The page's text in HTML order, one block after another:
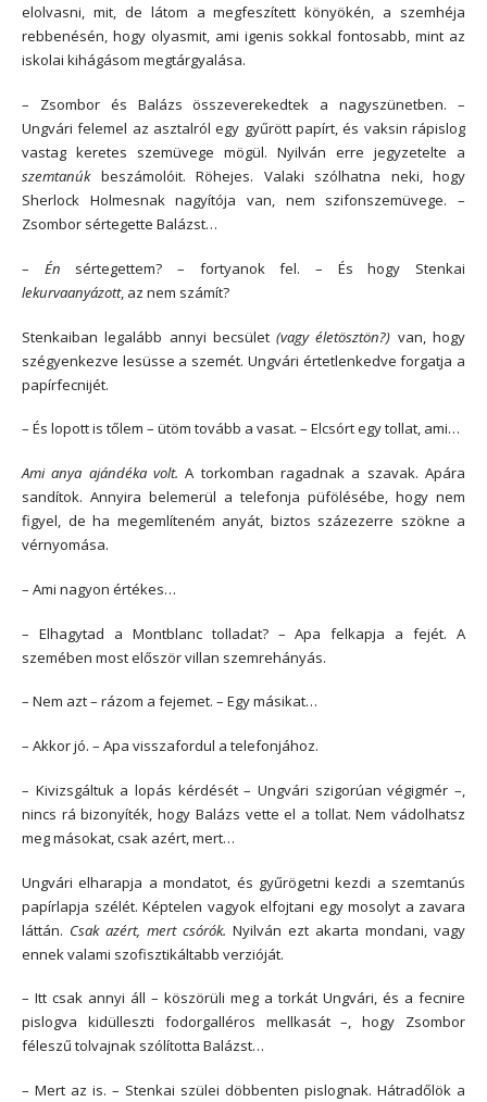
elolvasni, mit, de látom a megfeszített könyökén, a szemhéja
rebbenésén, hogy olyasmit, ami igenis sokkal fontosabb, mint az
iskolai kihágásom megtárgyalása.
– Zsombor és Balázs összeverekedtek a nagyszünetben. –
Ungvári felemel az asztalról egy gyűrött papírt, és vaksin rápislog
vastag keretes szemüvege mögül. Nyilván erre jegyzetelte a
szemtanúkbeszámolóit. Röhejes. Valaki szólhatna neki, hogy
Sherlock Holmesnak nagyítója van, nem szifonszemüvege. –
Zsombor sértegette Balázst…
– Én sértegettem? – fortyanok fel. – És hogy Stenkai
lekurvaanyázott, az nem számít?
Stenkaiban legalább annyi becsület(vagy életösztön?) van, hogy
szégyenkezve lesüsse a szemét. Ungvári értetlenkedve forgatja a
papírfecnijét.
– És lopott is tőlem – ütöm tovább a vasat. – Elcsórt egy tollat, ami…
Ami anya ajándéka volt.A torkomban ragadnak a szavak. Apára
sandítok. Annyira belemerül a telefonja püfölésébe, hogy nem
figyel, de ha megemlíteném anyát, biztos százezerre szökne a
vérnyomása.
– Ami nagyon értékes…
– Elhagytad a Montblanc tolladat? – Apa felkapja a fejét. A
szemében most először villan szemrehányás.
– Nem azt – rázom a fejemet. – Egy másikat…
– Akkor jó. – Apa visszafordul a telefonjához.
– Kivizsgáltuk a lopás kérdését – Ungvári szigorúan végigmér –,
nincs rá bizonyíték, hogy Balázs vette el a tollat. Nem vádolhatsz
meg másokat, csak azért, mert…
Ungvári elharapja a mondatot, és gyűrögetni kezdi a szemtanús
papírlapja szélét. Képtelen vagyok elfojtani egy mosolyt a zavara
láttán. Csak azért, mert csórók. Nyilván ezt akarta mondani, vagy
ennek valami szofisztikáltabb verzióját.
– Itt csak annyi áll – köszörüli meg a torkát Ungvári, és a fecnire
pislogva kidülleszti fodorgalléros mellkasát –, hogy Zsombor
féleszű tolvajnak szólította Balázst…
– Mert az is. – Stenkai szülei döbbenten pislognak. Hátradőlök a